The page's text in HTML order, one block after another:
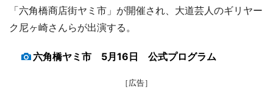
「六角橋商店街ヤミ市」が開催され、大道芸人のギリヤー
ク尼ヶ崎さんらが出演する。
六角橋ヤミ市 5月16日 公式プログラム
［広告］